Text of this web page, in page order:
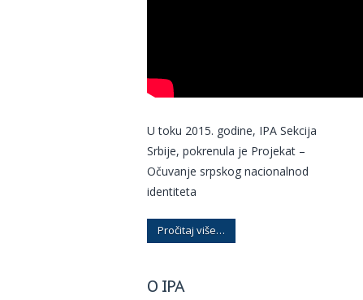
U toku 2015. godine, IPA Sekcija
Srbije, pokrenula je Projekat –
Očuvanje srpskog nacionalnod
identiteta
Pročitaj više…
O IPA